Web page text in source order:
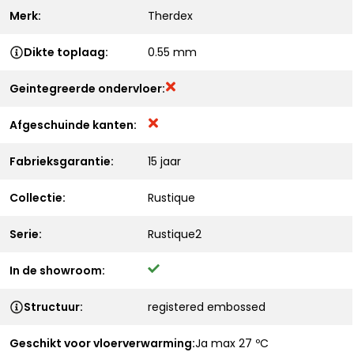
Merk: Therdex
Dikte toplaag: 0.55 mm
Geintegreerde ondervloer:
Afgeschuinde kanten:
Fabrieksgarantie: 15 jaar
Collectie: Rustique
Serie: Rustique2
In de showroom:
Structuur: registered embossed
Geschikt voor vloerverwarming:Ja max 27 ºC